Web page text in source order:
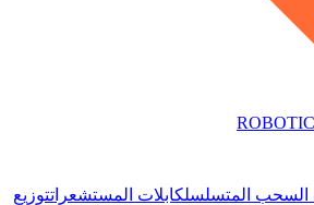
السحب المتسلسلكابلات المستشعراتتوزيع